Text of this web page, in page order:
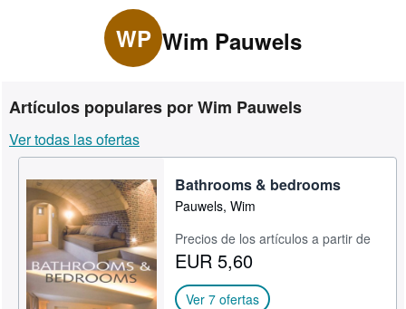
Consultar mis pedidos
Búsqueda avanzada
Libros antiguos
Arte y coleccionismo
Vendedores
Comenzar a vender
Ayuda
CERRAR
WP Wim Pauwels
Artículos populares por Wim Pauwels
Ver todas las ofertas
Bathrooms & bedrooms
Pauwels, Wim
Precios de los artículos a partir de
EUR 5,60
Ver 7 ofertas